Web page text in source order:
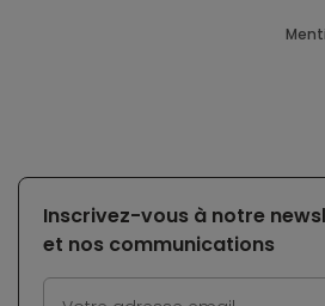
Inscrivez-vous à notre
et nos communications